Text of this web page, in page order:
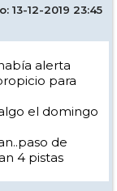
13-12-2019 23:45
alerta
para
el domingo
de
4 pistas